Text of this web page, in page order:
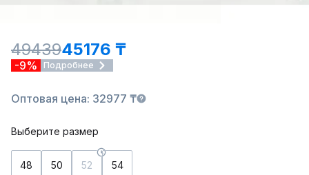
4943945176 ₸
-9% Подробнее
Оптовая цена: 32977 ₸
Выберите размер
48 50 52 54